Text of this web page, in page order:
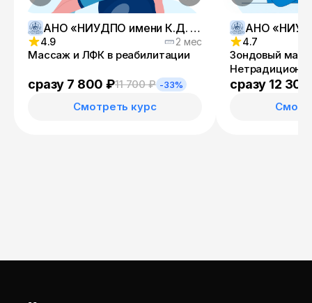
АНО «НИУДПО имени К.Д. Ушинского»
4.9 2 мес
Массаж и ЛФК в реабилитации
сразу 7 800 ₽11 700 ₽ -33%
Смотреть курс
4.7
Зондовый
сложности
сразу 12